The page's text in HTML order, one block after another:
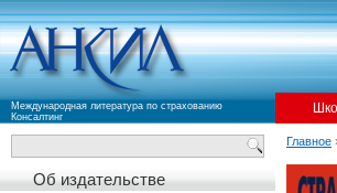
Международная литература по страхованию
Консалтинг
Об издательстве
Главное